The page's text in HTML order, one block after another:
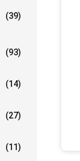
(39)
(93)
(14)
(27)
(11)